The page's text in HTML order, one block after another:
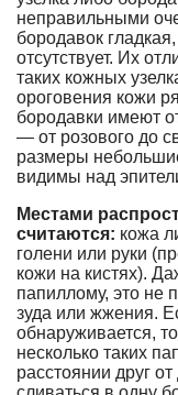
неправильными
бородавок
отсутствует. Их
таких кожных
ороговения кожи
бородавки имеют
— от розового до
размеры
видимы над
Местами
считаются: кожа
голени или руки
кожи на кистях).
папиллому, это не
зуда или жжения.
обнаруживается,
несколько таких
расстоянии друг